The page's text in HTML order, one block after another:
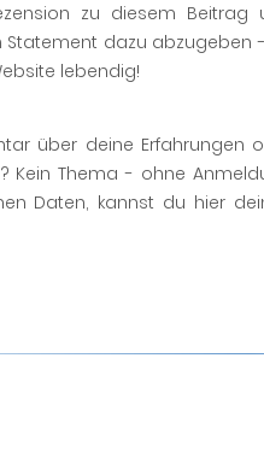
zu diesem Beitrag
Statement dazu abzugeben
lebendig!
über deine Erfahrungen
Kein Thema - ohne
Daten, kannst du hier